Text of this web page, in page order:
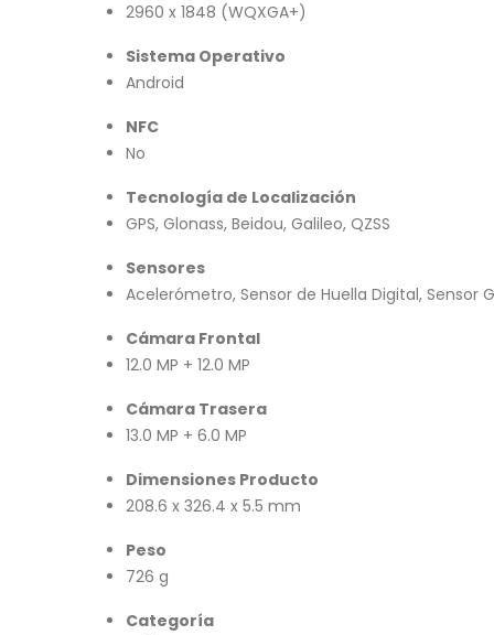
2960 x 1848 (WQXGA+)
Sistema Operativo
Android
NFC
No
Tecnología de Localización
GPS, Glonass, Beidou, Galileo, QZSS
Sensores
Acelerómetro, Sensor de Huella Digital, Sensor
Cámara Frontal
12.0 MP + 12.0 MP
Cámara Trasera
13.0 MP + 6.0 MP
Dimensiones Producto
208.6 x 326.4 x 5.5 mm
Peso
726 g
Categoría